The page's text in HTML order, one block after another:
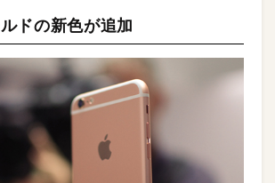
ドの新色が追加